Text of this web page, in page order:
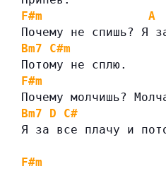
F#m
A
Почему не спишь? Я
Bm7
C#m
Потому не сплю.
F#m
Почему молчишь?
Bm7
D
C#
Я за все плачу и
F#m